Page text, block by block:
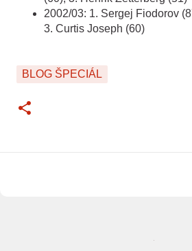
2002/03: 1. Sergej Fiodorov
3. Curtis Joseph (60)
BLOG ŠPECIÁL